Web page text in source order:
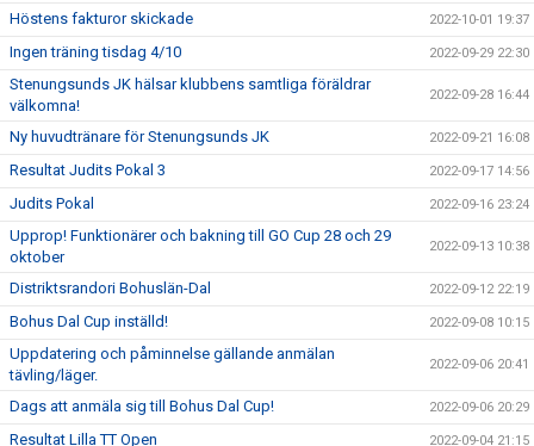
Höstens fakturor skickade 2022-10-01 19:37
Ingen träning tisdag 4/10 2022-09-29 22:30
Stenungsunds JK hälsar klubbens samtliga föräldrar
välkomna!
2022-09-28 16:44
Ny huvudtränare för Stenungsunds JK 2022-09-21 16:08
Resultat Judits Pokal 3 2022-09-17 14:56
Judits Pokal 2022-09-16 23:24
Upprop! Funktionärer och bakning till GO Cup 28 och 29
oktober
2022-09-13 10:38
Distriktsrandori Bohuslän-Dal 2022-09-12 22:19
Bohus Dal Cup inställd! 2022-09-08 10:15
Uppdatering och påminnelse gällande anmälan
tävling/läger.
2022-09-06 20:41
Dags att anmäla sig till Bohus Dal Cup! 2022-09-06 20:29
Resultat Lilla TT Open 2022-09-04 21:15